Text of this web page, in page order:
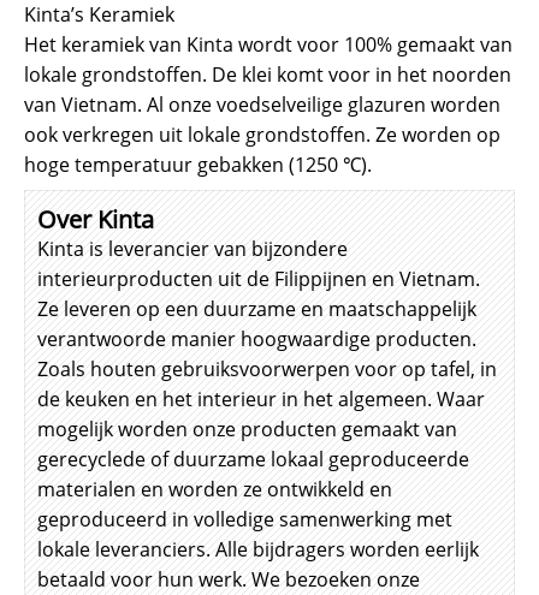
Kinta’s Keramiek
Het keramiek van Kinta wordt voor 100% gemaakt van
lokale grondstoffen. De klei komt voor in het noorden
van Vietnam. Al onze voedselveilige glazuren worden
ook verkregen uit lokale grondstoffen. Ze worden op
hoge temperatuur gebakken (1250 ℃).
Over Kinta
Kinta is leverancier van bijzondere
interieurproducten uit de Filippijnen en Vietnam.
Ze leveren op een duurzame en maatschappelijk
verantwoorde manier hoogwaardige producten.
Zoals houten gebruiksvoorwerpen voor op tafel, in
de keuken en het interieur in het algemeen. Waar
mogelijk worden onze producten gemaakt van
gerecyclede of duurzame lokaal geproduceerde
materialen en worden ze ontwikkeld en
geproduceerd in volledige samenwerking met
lokale leveranciers. Alle bijdragers worden eerlijk
betaald voor hun werk. We bezoeken onze